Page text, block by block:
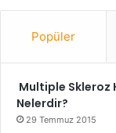
Popüler
Multiple Skleroz
Nelerdir?
29 Temmuz 2015